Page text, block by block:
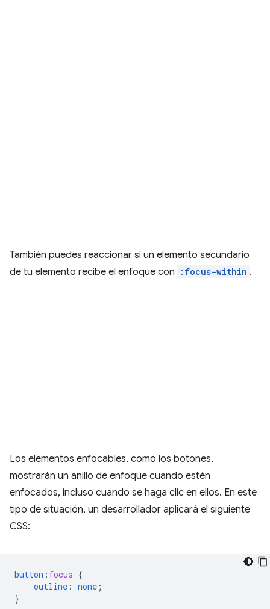
También puedes reaccionar si un elemento secundario
de tu elemento recibe el enfoque con
:focus-within .
Los elementos enfocables, como los botones,
mostrarán un anillo de enfoque cuando estén
enfocados, incluso cuando se haga clic en ellos. En este
tipo de situación, un desarrollador aplicará el siguiente
CSS:
button : focus {
outline : none ;
}